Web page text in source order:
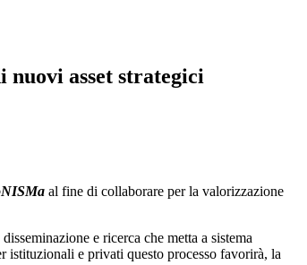
asset strategici
al fine di collaborare per la valorizzazione
e ricerca che metta a sistema
e privati questo processo favorirà, la